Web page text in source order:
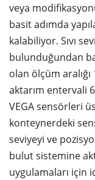
veya
basit adımda
kalabiliyor. Sıvı
bulunduğundan
olan ölçüm
aktarım entervali
VEGA sensörleri
konteynerdeki
seviyeyi ve
bulut sistemine
uygulamaları için